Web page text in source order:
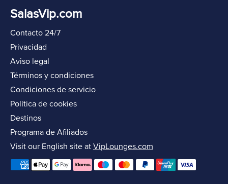
SalasVip.com
Contacto 24/7
Privacidad
Aviso legal
Términos y condiciones
Condiciones de servicio
Política de cookies
Destinos
Programa de Afiliados
Visit our English site at VipLounges.com